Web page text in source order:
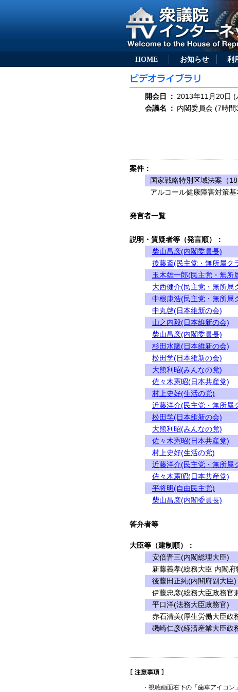
HOME お知らせ 利
開会日 ： 2013年11月20日 (
会議名
： 内閣委員会 (7時間
案件：
国家戦略特別区域法案（
アルコール健康障害対策
発言者一覧
説明・質疑者等（発言順）：
柴山昌彦(内閣委員長)
後藤斎(民主党・無所属ク
玉木雄一郎(民主党・無所
大西健介(民主党・無所属
中根康浩(民主党・無所属
中丸啓(日本維新の会)
山之内毅(日本維新の会)
柴山昌彦(内閣委員長)
杉田水脈(日本維新の会)
松田学(日本維新の会)
大熊利昭(みんなの党)
佐々木憲昭(日本共産党)
村上史好(生活の党)
近藤洋介(民主党・無所属
松田学(日本維新の会)
大熊利昭(みんなの党)
佐々木憲昭(日本共産党)
村上史好(生活の党)
近藤洋介(民主党・無所属
佐々木憲昭(日本共産党)
平将明(自由民主党)
柴山昌彦(内閣委員長)
答弁者等
大臣等（建制順）：
安倍晋三(内閣総理大臣)
新藤義孝(総務大臣 内閣府
後藤田正純(内閣府副大臣)
伊藤忠彦(総務大臣政務官
平口洋(法務大臣政務官)
赤石清美(厚生労働大臣政
磯崎仁彦(経済産業大臣政
・視聴画面右下の「歯車アイコ